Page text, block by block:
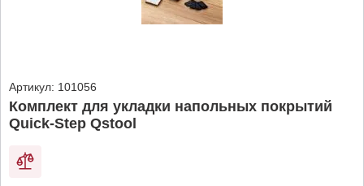
Артикул: 101056
Комплект для укладки напольных покрытий
Quick-Step Qstool